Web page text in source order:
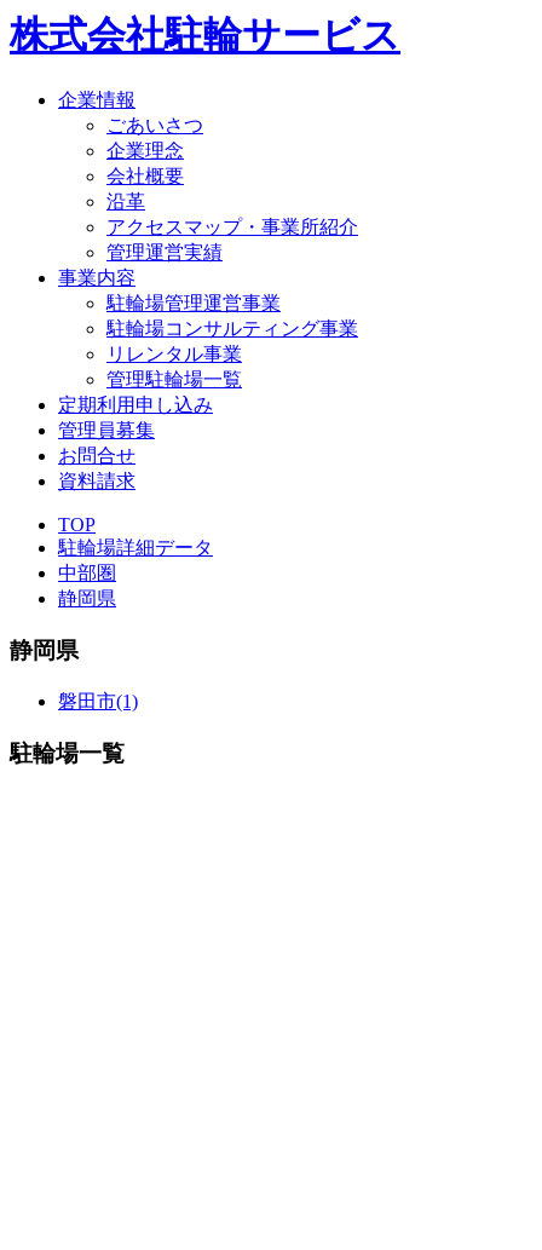
株式会社駐輪サービス
企業情報
ごあいさつ
企業理念
会社概要
沿革
アクセスマップ・事業所紹介
管理運営実績
事業内容
駐輪場管理運営事業
駐輪場コンサルティング事業
リレンタル事業
管理駐輪場一覧
定期利用申し込み
管理員募集
お問合せ
資料請求
TOP
駐輪場詳細データ
中部圏
静岡県
静岡県
磐田市(1)
駐輪場一覧